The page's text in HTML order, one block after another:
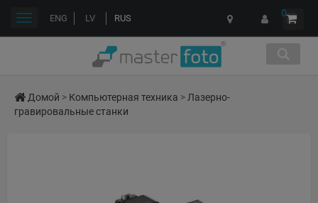
ENG LV RUS 0
Переключить
Домой > Компьютерная техника >Лазерно-
гравировальные станки